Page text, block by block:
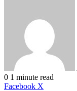
0 1 minute read
Facebook X